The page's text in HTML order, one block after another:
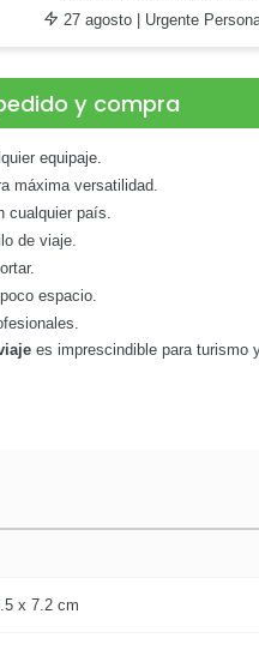
27 agosto| Urgente
y compra
equipaje.
máxima versatilidad.
cualquier país.
de viaje.
poco espacio.
es imprescindible para turismo
x 7.2 cm